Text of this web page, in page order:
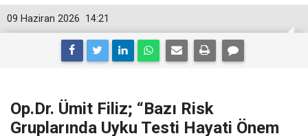
14:21
09 Haziran 2026
Op.Dr. Ümit Filiz; “Bazı Risk
Gruplarında Uyku Testi Hayati Önem